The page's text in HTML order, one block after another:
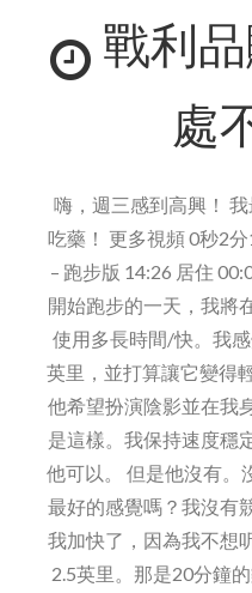
最
好
蛋
質
戰利
處
嗨，週三感到高興！
吃藥！ 更多視頻 0秒2
– 跑步版 14:26 居住
開始跑步的一天，我將
使用多長時間/快。我
英里，並打算讓它變得
他希望扮演陰影並在我
是這樣。我保持速度穩
他可以。 但是他沒有。
最好的感覺嗎？我沒有
我加快了，因為我不想
2.5英里。那是20分鐘